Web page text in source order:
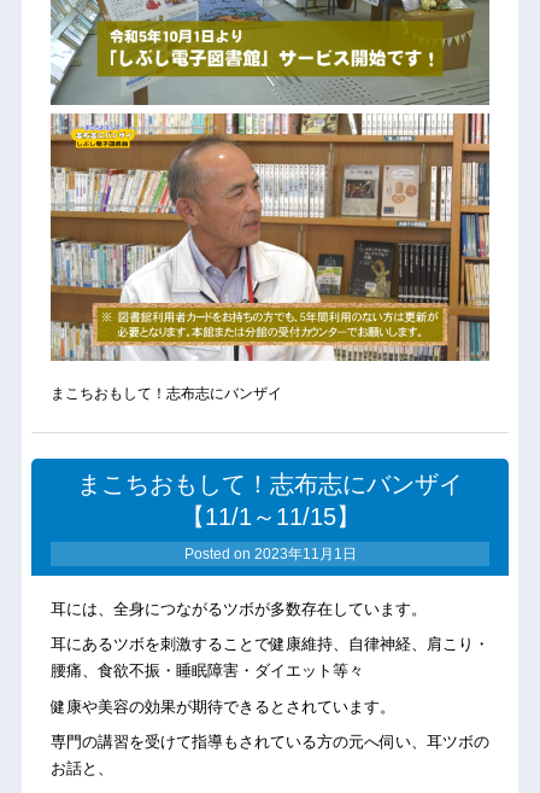
まこちおもして！志布志にバンザイ
まこちおもして！志布志にバンザイ
【11/1～11/15】
Posted on 2023年11月1日
耳には、全身につながるツボが多数存在しています。
耳にあるツボを刺激することで健康維持、自律神経、肩こり・
腰痛、食欲不振・睡眠障害・ダイエット等々
健康や美容の効果が期待できるとされています。
専門の講習を受けて指導もされている方の元へ伺い、耳ツボの
お話と、